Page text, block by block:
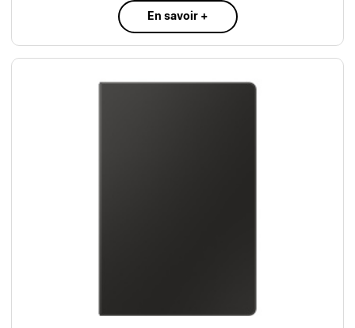
En savoir +